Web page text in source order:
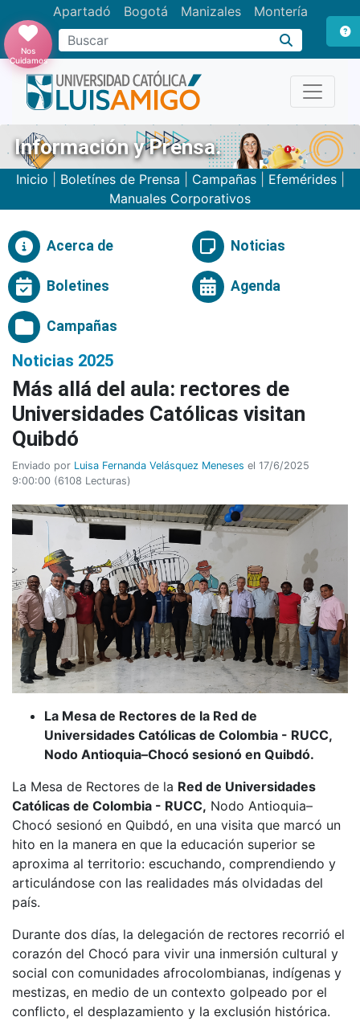
Apartadó Bogotá Manizales Montería
Buscar
Nos
Cuidamos
Información y Prensa.
Inicio Boletínes de Prensa Campañas| Efemérides|
Manuales Corporativos
Acerca de Noticias
Boletines Agenda
Campañas
Noticias 2025
Más allá del aula: rectores de
Universidades Católicas visitan
Quibdó
Enviado por Luisa Fernanda Velásquez Meneses el 17/6/2025
9:00:00 (6108 Lecturas)
La Mesa de Rectores de la Red de
Universidades Católicas de Colombia - RUCC,
Nodo Antioquia–Chocó sesionó en Quibdó.
La Mesa de Rectores de la Red de Universidades
Católicas de Colombia - RUCC, Nodo Antioquia–
Chocó sesionó en Quibdó, en una visita que marcó un
hito en la manera en que la educación superior se
aproxima al territorio: escuchando, comprendiendo y
articulándose con las realidades más olvidadas del
país.
Durante dos días, la delegación de rectores recorrió el
corazón del Chocó para vivir una inmersión cultural y
social con comunidades afrocolombianas, indígenas y
mestizas, en medio de un contexto golpeado por el
conflicto, el desplazamiento y la exclusión histórica.